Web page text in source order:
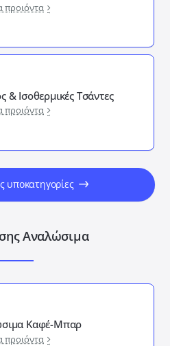
προιόντα
& Ισοθερμικές Τσάντες
προιόντα
υποκατηγορίες
Αναλώσιμα
Καφέ-Μπαρ
προιόντα